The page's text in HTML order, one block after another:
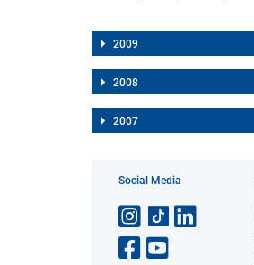
2009
2008
2007
Social Media